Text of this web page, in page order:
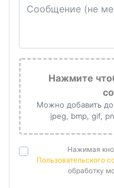
Нажмите
Можно добавить
jpeg, bmp, gif,
Нажимая
Пользовательского
обработку